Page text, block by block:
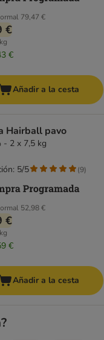
79,47 €
€
€
Añadir a la cesta
Hairball pavo
- 2 x 7,5 kg
52,98 €
€
€
5/5 (9)
Añadir a la cesta